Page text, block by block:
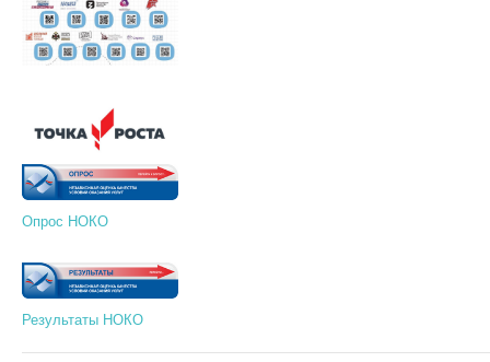
Опрос НОКО
Результаты НОКО